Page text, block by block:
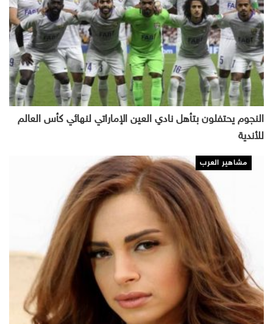
النجوم يحتفلون بتأهل نادي العين الإماراتي لنهائي كأس العالم
للأندية
مشاهير العرب